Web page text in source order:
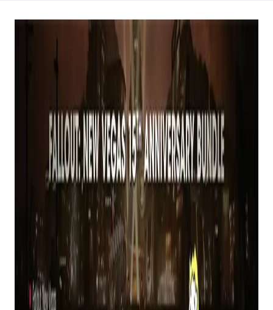
O Fallout Day chegou e se foi, e a edição deste ano
: Nova Vegas
uma das entradas mais
queridas da popular série pós-apocalíptica, está
atualmente comemorando seu 15º aniversário.
Naturalmente, essa é uma ocasião que será
marcada tanto pela Bethesda quanto pela
desenvolvedora Obsidian Entertainment.
A segunda temporada do Prime Video
Precipitação
A série de TV também está
chegando, com o próximo lançamento fortemente
baseado em
Fallout: Nova Vegas.